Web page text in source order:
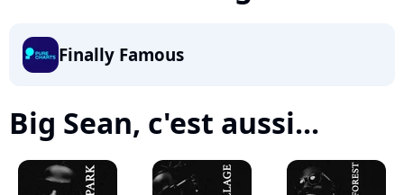
Finally Famous
Big Sean, c'est aussi...